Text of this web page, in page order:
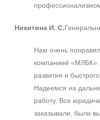
Никитина И. С.
Нам очень
компанией
развития и
Надеемся на
работу. Все
заказывали, были